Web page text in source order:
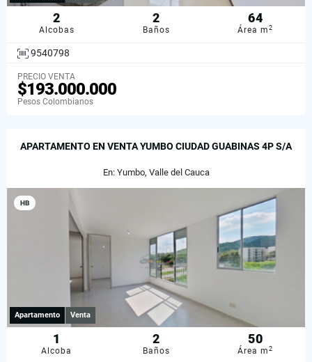
2
Alcobas
2
Baños
64
Área m2
9540798
PRECIO VENTA
$193.000.000
Pesos Colombianos
APARTAMENTO EN VENTA YUMBO CIUDAD GUABINAS 4P S/A
En: Yumbo, Valle del Cauca
HB
Apartamento Venta
1
Alcoba
2
Baños
50
Área m2